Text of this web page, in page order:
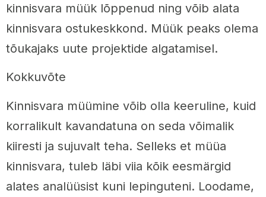
kinnisvara müük lõppenud ning võib alata
kinnisvara ostukeskkond. Müük peaks olema
tõukajaks uute projektide algatamisel.
Kokkuvõte
Kinnisvara müümine võib olla keeruline, kuid
korralikult kavandatuna on seda võimalik
kiiresti ja sujuvalt teha. Selleks et müüa
kinnisvara, tuleb läbi viia kõik eesmärgid
alates analüüsist kuni lepinguteni. Loodame,